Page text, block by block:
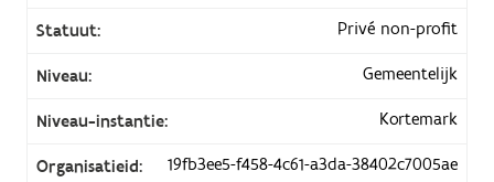
Statuut:
Privé non-profit
Niveau: Gemeentelijk
Niveau-instantie: Kortemark
Organisatieid: 19fb3ee5-f458-4c61-a3da-38402c7005ae